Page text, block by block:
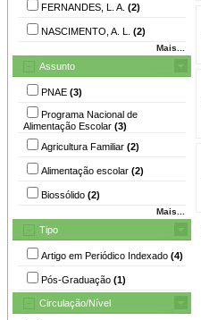
FERNANDES, L. A. (2)
NASCIMENTO, A. L. (2)
Mais...
Assunto
PNAE (3)
Programa Nacional de
Alimentação Escolar (3)
Agricultura Familiar (2)
Alimentação escolar (2)
Biossólido (2)
Mais...
Tipo
Artigo em Periódico Indexado (4)
Pós-Graduação (1)
Circulação/Nível